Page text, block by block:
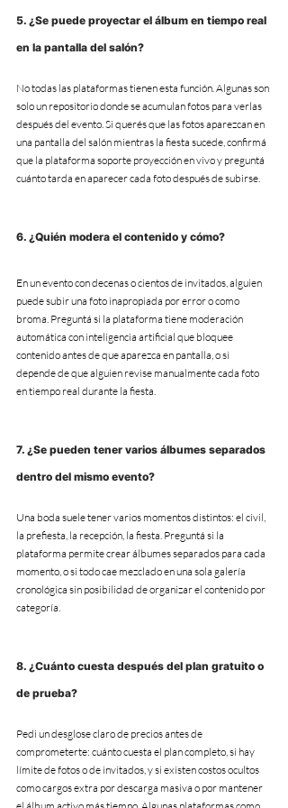
5. ¿Se puede proyectar el álbum en tiempo real
en la pantalla del salón?
No todas las plataformas tienen esta función. Algunas son
solo un repositorio donde se acumulan fotos para verlas
después del evento. Si querés que las fotos aparezcan en
una pantalla del salón mientras la fiesta sucede, confirmá
que la plataforma soporte proyección en vivo y preguntá
cuánto tarda en aparecer cada foto después de subirse.
6. ¿Quién modera el contenido y cómo?
En un evento con decenas o cientos de invitados, alguien
puede subir una foto inapropiada por error o como
broma. Preguntá si la plataforma tiene moderación
automática con inteligencia artificial que bloquee
contenido antes de que aparezca en pantalla, o si
depende de que alguien revise manualmente cada foto
en tiempo real durante la fiesta.
7. ¿Se pueden tener varios álbumes separados
dentro del mismo evento?
Una boda suele tener varios momentos distintos: el civil,
la prefiesta, la recepción, la fiesta. Preguntá si la
plataforma permite crear álbumes separados para cada
momento, o si todo cae mezclado en una sola galería
cronológica sin posibilidad de organizar el contenido por
categoría.
8. ¿Cuánto cuesta después del plan gratuito o
de prueba?
Pedi un desglose claro de precios antes de
comprometerte: cuánto cuesta el plan completo, si hay
límite de fotos o de invitados, y si existen costos ocultos
como cargos extra por descarga masiva o por mantener